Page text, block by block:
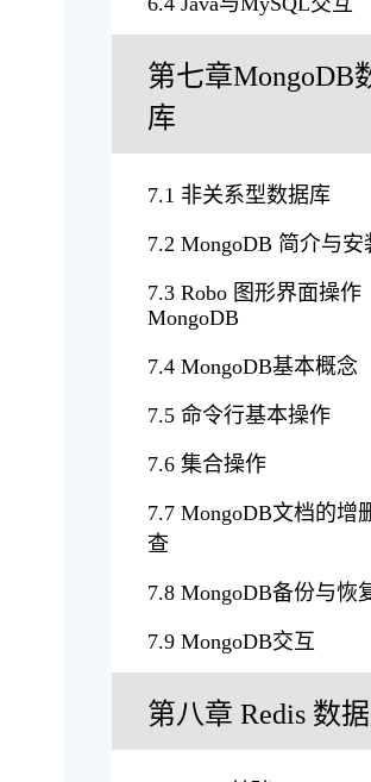
第七章MongoDB
库
7.1 非关系型数据库
7.2 MongoDB 简介与安
7.3 Robo 图形界面操作
MongoDB
7.4 MongoDB基本概念
7.5 命令行基本操作
7.6 集合操作
7.7 MongoDB文档的增
查
7.8 MongoDB备份与恢
7.9 MongoDB交互
第八章 Redis 数